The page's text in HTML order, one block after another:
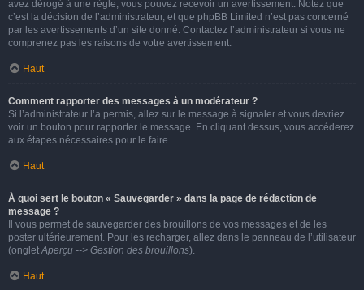
avez dérogé à une règle, vous pouvez recevoir un avertissement. Notez que
c’est la décision de l’administrateur, et que phpBB Limited n’est pas concerné
par les avertissements d’un site donné. Contactez l’administrateur si vous ne
comprenez pas les raisons de votre avertissement.
Haut
Comment rapporter des messages à un modérateur ?
Si l’administrateur l’a permis, allez sur le message à signaler et vous devriez
voir un bouton pour rapporter le message. En cliquant dessus, vous accéderez
aux étapes nécessaires pour le faire.
Haut
À quoi sert le bouton « Sauvegarder » dans la page de rédaction de
message ?
Il vous permet de sauvegarder des brouillons de vos messages et de les
poster ultérieurement. Pour les recharger, allez dans le panneau de l’utilisateur
(ongletAperçu --> Gestion des brouillons).
Haut